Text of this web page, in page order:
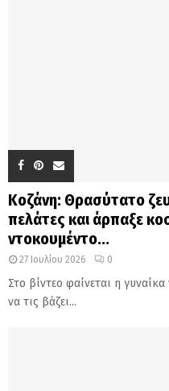
Κοζάνη: Θρασύτατο
πελάτες και άρπαξε
ντοκουμέντο...
27 Ιουλίου 2026 0
Στο βίντεο φαίνεται η γυναίκα
να τις βάζει...